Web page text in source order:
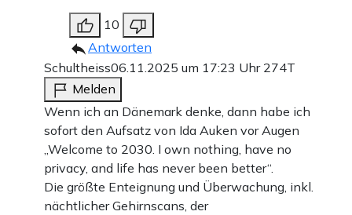
10
Antworten
Schultheiss06.11.2025 um 17:23 Uhr 274T
Melden
Wenn ich an Dänemark denke, dann habe ich
sofort den Aufsatz von Ida Auken vor Augen
„Welcome to 2030. I own nothing, have no
privacy, and life has never been better“.
Die größte Enteignung und Überwachung, inkl.
nächtlicher Gehirnscans, der